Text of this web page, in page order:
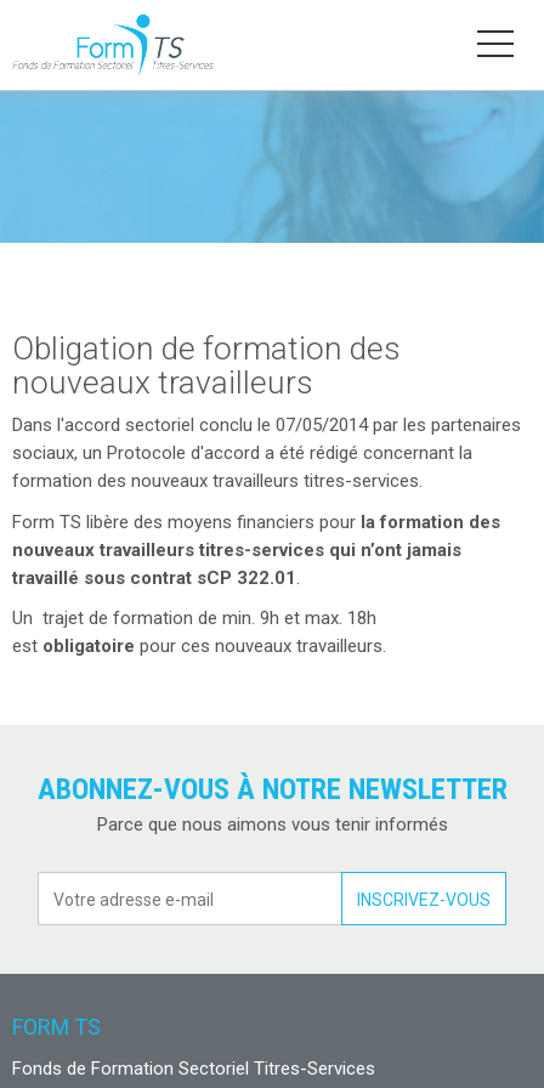
Obligation de formation des
nouveaux travailleurs
Dans l'accord sectoriel conclu le 07/05/2014 par les partenaires
sociaux, un Protocole d'accord a été rédigé concernant la
formation des nouveaux travailleurs titres-services.
Form TS libère des moyens financiers pour la formation des
nouveaux travailleurs titres-services qui n’ont jamais
travaillé sous contrat sCP 322.01
Un trajet de formation de min. 9h et max. 18h
est obligatoire pour ces nouveaux travailleurs.
ABONNEZ-VOUS À NOTRE NEWSLETTER
Parce que nous aimons vous tenir informés
FORM TS
Fonds de Formation Sectoriel Titres-Services